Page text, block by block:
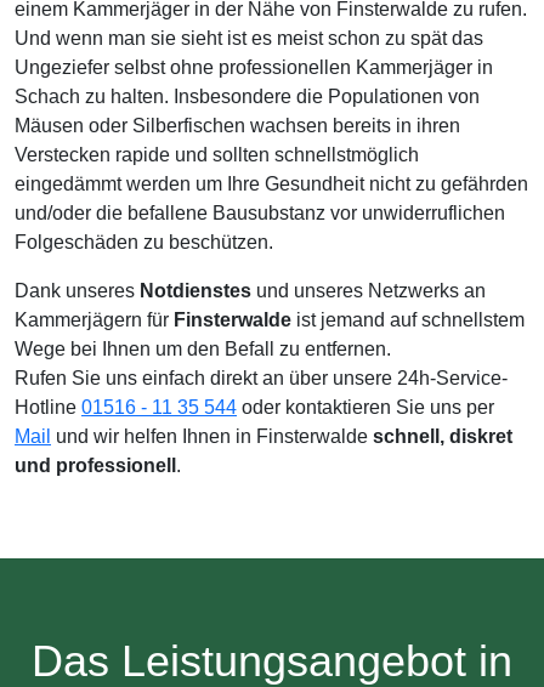
einem Kammerjäger in der Nähe von Finsterwalde zu rufen.
Und wenn man sie sieht ist es meist schon zu spät das
Ungeziefer selbst ohne professionellen Kammerjäger in
Schach zu halten. Insbesondere die Populationen von
Mäusen oder Silberfischen wachsen bereits in ihren
Verstecken rapide und sollten schnellstmöglich
eingedämmt werden um Ihre Gesundheit nicht zu gefährden
und/oder die befallene Bausubstanz vor unwiderruflichen
Folgeschäden zu beschützen.
Dank unseres Notdienstes und unseres Netzwerks an
Kammerjägern für Finsterwalde ist jemand auf schnellstem
Wege bei Ihnen um den Befall zu entfernen.
Rufen Sie uns einfach direkt an über unsere 24h-Service-
Hotline 01516 - 11 35 544 oder kontaktieren Sie uns per
Mail und wir helfen Ihnen in Finsterwalde schnell, diskret
und professionell .
Das Leistungsangebot in